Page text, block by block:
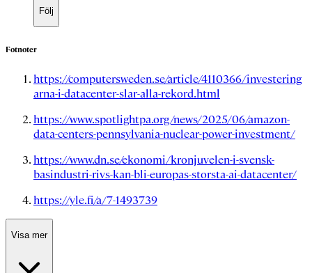
Följ
Fotnoter
https://computersweden.se/article/4110366/investering
arna-i-datacenter-slar-alla-rekord.html
https://www.spotlightpa.org/news/2025/06/amazon-
data-centers-pennsylvania-nuclear-power-investment/
https://www.dn.se/ekonomi/kronjuvelen-i-svensk-
basindustri-rivs-kan-bli-europas-storsta-ai-datacenter/
https://yle.fi/a/7-1493739
Visa mer